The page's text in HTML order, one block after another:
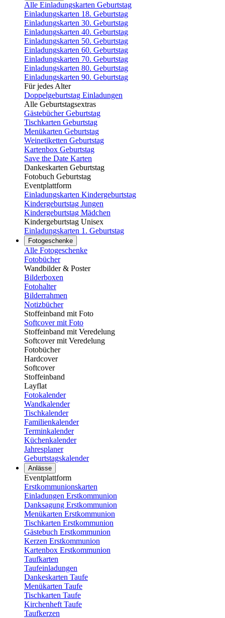
Alle Einladungskarten Geburtstag
Einladungskarten 18. Geburtstag
Einladungskarten 30. Geburtstag
Einladungskarten 40. Geburtstag
Einladungskarten 50. Geburtstag
Einladungskarten 60. Geburtstag
Einladungskarten 70. Geburtstag
Einladungskarten 80. Geburtstag
Einladungskarten 90. Geburtstag
Für jedes Alter
Doppelgeburtstag Einladungen
Alle Geburtstagsextras
Gästebücher Geburtstag
Tischkarten Geburtstag
Menükarten Geburtstag
Weinetiketten Geburtstag
Kartenbox Geburtstag
Save the Date Karten
Dankeskarten Geburtstag
Fotobuch Geburtstag
Eventplattform
Einladungskarten Kindergeburtstag
Kindergeburtstag Jungen
Kindergeburtstag Mädchen
Kindergeburtstag Unisex
Einladungskarten 1. Geburtstag
Fotogeschenke
Alle Fotogeschenke
Fotobücher
Wandbilder & Poster
Bilderboxen
Fotohalter
Bilderrahmen
Notizbücher
Stoffeinband mit Foto
Softcover mit Foto
Stoffeinband mit Veredelung
Softcover mit Veredelung
Fotobücher
Hardcover
Softcover
Stoffeinband
Layflat
Fotokalender
Wandkalender
Tischkalender
Familienkalender
Terminkalender
Küchenkalender
Jahresplaner
Geburtstagskalender
Anlässe
Eventplattform
Erstkommunionskarten
Einladungen Erstkommunion
Danksagung Erstkommunion
Menükarten Erstkommunion
Tischkarten Erstkommunion
Gästebuch Erstkommunion
Kerzen Erstkommunion
Kartenbox Erstkommunion
Taufkarten
Taufeinladungen
Dankeskarten Taufe
Menükarten Taufe
Tischkarten Taufe
Kirchenheft Taufe
Taufkerzen